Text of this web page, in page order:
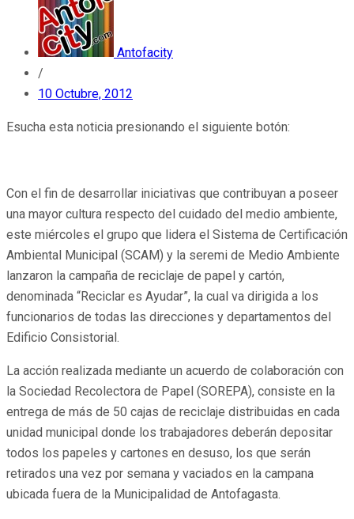
Antofacity
/
10 Octubre, 2012
Esucha esta noticia presionando el siguiente botón:
Con el fin de desarrollar iniciativas que contribuyan a poseer
una mayor cultura respecto del cuidado del medio ambiente,
este miércoles el grupo que lidera el Sistema de Certificación
Ambiental Municipal (SCAM) y la seremi de Medio Ambiente
lanzaron la campaña de reciclaje de papel y cartón,
denominada “Reciclar es Ayudar”, la cual va dirigida a los
funcionarios de todas las direcciones y departamentos del
Edificio Consistorial.
La acción realizada mediante un acuerdo de colaboración con
la Sociedad Recolectora de Papel (SOREPA), consiste en la
entrega de más de 50 cajas de reciclaje distribuidas en cada
unidad municipal donde los trabajadores deberán depositar
todos los papeles y cartones en desuso, los que serán
retirados una vez por semana y vaciados en la campana
ubicada fuera de la Municipalidad de Antofagasta.